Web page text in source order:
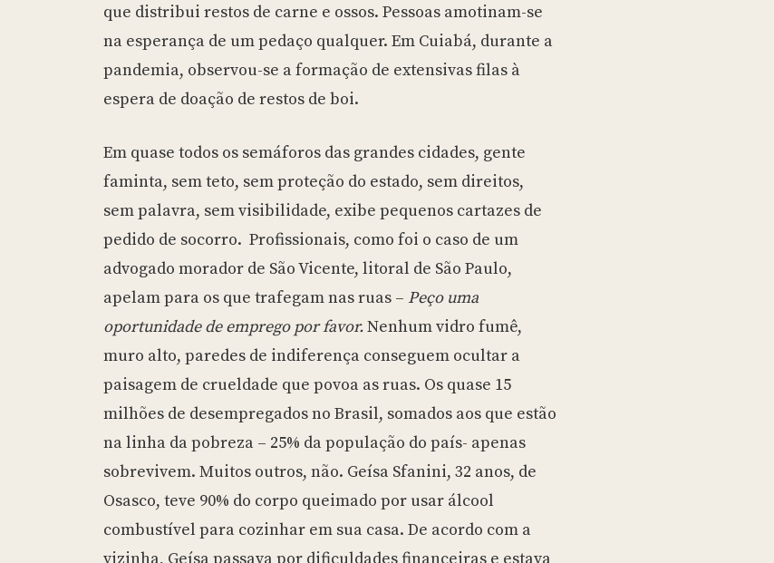
que distribui restos de carne e ossos. Pessoas amotinam-se
na esperança de um pedaço qualquer. Em Cuiabá, durante a
pandemia, observou-se a formação de extensivas filas à
espera de doação de restos de boi.
Em quase todos os semáforos das grandes cidades, gente
faminta, sem teto, sem proteção do estado, sem direitos,
sem palavra, sem visibilidade, exibe pequenos cartazes de
pedido de socorro. Profissionais, como foi o caso de um
advogado morador de São Vicente, litoral de São Paulo,
apelam para os que trafegam nas ruas – Peço uma
oportunidade de emprego por favor.Nenhum vidro fumê,
muro alto, paredes de indiferença conseguem ocultar a
paisagem de crueldade que povoa as ruas. Os quase 15
milhões de desempregados no Brasil, somados aos que estão
na linha da pobreza – 25% da população do país- apenas
sobrevivem. Muitos outros, não. Geísa Sfanini, 32 anos, de
Osasco, teve 90% do corpo queimado por usar álcool
combustível para cozinhar em sua casa. De acordo com a